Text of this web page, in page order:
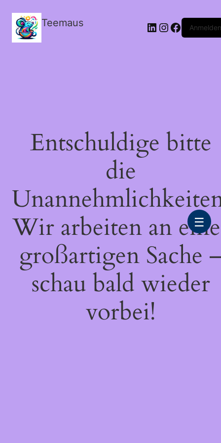
Teemaus LinkedIn
Instagram
FacebookAnmelden
Entschuldige bitte
die
Wir arbeiten an
großartigen Sache
schau bald wieder
vorbei!
☰